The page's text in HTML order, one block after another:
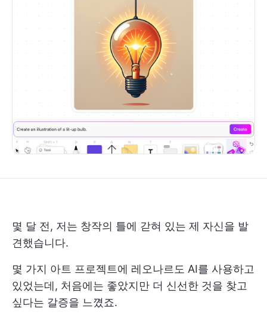
몇 달 전, 저는 창작의 틀에 갇혀 있는 제 자신을 발
견했습니다.
몇 가지 아트 프로젝트에 레오나르도 AI를 사용하고
있었는데, 처음에는 좋았지만 더 신선한 것을 찾고
싶다는 갈증을 느꼈죠.